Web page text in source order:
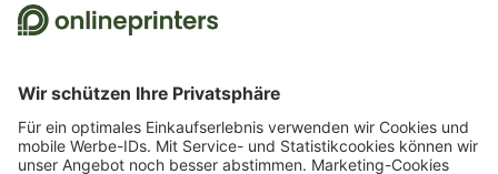
Barauszahlung. Nicht mit weiteren Aktionen kombinierbar. Die Aktion gilt bis
einen Klick bestätigen. Erst dann senden wir Ihnen den Rabattcode und künftig
unseren Newsletter zu. Natürlich können Sie sich jederzeit wieder abmelden.
Maximale Höhe des Rabatts: 150 € des Bestellwerts (netto). Einmalig einlösbar.
Kein Mindestbestellwert. Keine Barauszahlung. Nicht mit weiteren Aktionen oder